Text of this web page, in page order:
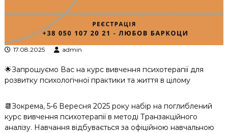
а
і
у
17.08.2025 admin
🌟Запрошуємо Вас на курс вивчення психотерапії для
розвитку психологічної практики та життя в цілому
📆Зокрема, 5-6 Вересня 2025 року набір на поглиблений
курс вивчення психотерапії в методі Транзакційного
аналізу. Навчання відбувається за офіційною навчальною